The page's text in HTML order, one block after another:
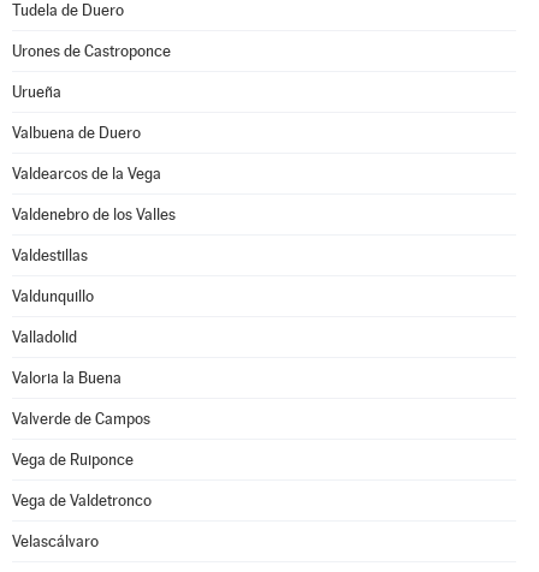
Tudela de Duero
Urones de Castroponce
Urueña
Valbuena de Duero
Valdearcos de la Vega
Valdenebro de los Valles
Valdestillas
Valdunquillo
Valladolid
Valoria la Buena
Valverde de Campos
Vega de Ruiponce
Vega de Valdetronco
Velascálvaro